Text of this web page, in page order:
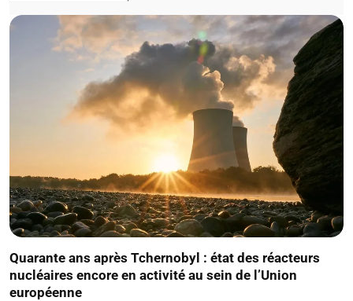
Quarante ans après Tchernobyl : état des réacteurs
nucléaires encore en activité au sein de l’Union
européenne